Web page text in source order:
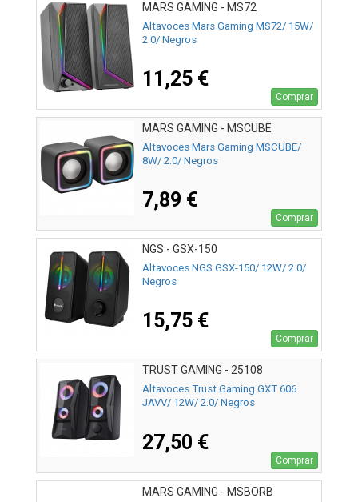
MARS GAMING - MS72
Altavoces Mars Gaming MS72/ 15W/
2.0/ Negros
11,25 €
Comprar
MARS GAMING - MSCUBE
Altavoces Mars Gaming MSCUBE/
8W/ 2.0/ Negros
7,89 €
Comprar
NGS - GSX-150
Altavoces NGS GSX-150/ 12W/ 2.0/
Negros
15,75 €
Comprar
TRUST GAMING - 25108
Altavoces Trust Gaming GXT 606
JAVV/ 12W/ 2.0/ Negros
27,50 €
Comprar
MARS GAMING - MSBORB